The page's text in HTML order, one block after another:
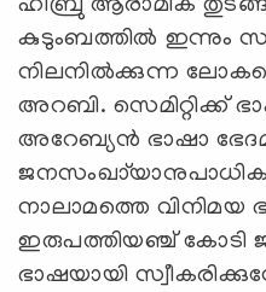
ഹീബ്രു ആരാമിക്
കുടുംബത്തില്‍ ഇന്നും
നിലനില്‍ക്കുന്ന
അറബി. സെമിറ്റിക്ക്
അറേബ്യന്‍ ഭാഷാ
നാലാമത്തെ
ഇരുപത്തിയഞ്ച് കോടി
ഭാഷയായി